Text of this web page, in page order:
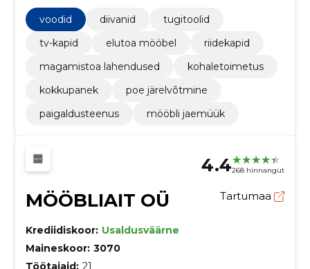
voodid
diivanid
tugitoolid
tv-kapid
elutoa mööbel
riidekapid
magamistoa lahendused
kohaletoimetus
kokkupanek
poe järelvõtmine
paigaldusteenus
mööbli jaemüük
4.4268 hinnangut
MÖÖBLIAIT OÜ Tartumaa
Krediidiskoor: Usaldusväärne
Maineskoor: 3070
Töötajaid: 21